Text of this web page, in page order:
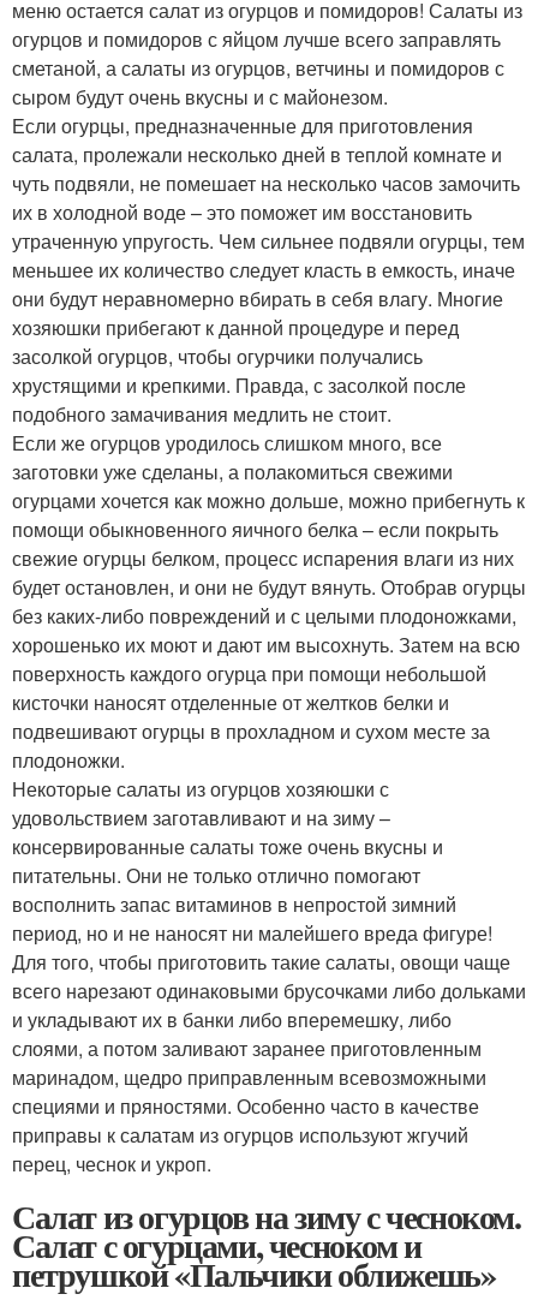
меню остается салат из огурцов и помидоров! Салаты из
огурцов и помидоров с яйцом лучше всего заправлять
сметаной, а салаты из огурцов, ветчины и помидоров с
сыром будут очень вкусны и с майонезом.
Если огурцы, предназначенные для приготовления
салата, пролежали несколько дней в теплой комнате и
чуть подвяли, не помешает на несколько часов замочить
их в холодной воде – это поможет им восстановить
утраченную упругость. Чем сильнее подвяли огурцы, тем
меньшее их количество следует класть в емкость, иначе
они будут неравномерно вбирать в себя влагу. Многие
хозяюшки прибегают к данной процедуре и перед
засолкой огурцов, чтобы огурчики получались
хрустящими и крепкими. Правда, с засолкой после
подобного замачивания медлить не стоит.
Если же огурцов уродилось слишком много, все
заготовки уже сделаны, а полакомиться свежими
огурцами хочется как можно дольше, можно прибегнуть к
помощи обыкновенного яичного белка – если покрыть
свежие огурцы белком, процесс испарения влаги из них
будет остановлен, и они не будут вянуть. Отобрав огурцы
без каких-либо повреждений и с целыми плодоножками,
хорошенько их моют и дают им высохнуть. Затем на всю
поверхность каждого огурца при помощи небольшой
кисточки наносят отделенные от желтков белки и
подвешивают огурцы в прохладном и сухом месте за
плодоножки.
Некоторые салаты из огурцов хозяюшки с
удовольствием заготавливают и на зиму –
консервированные салаты тоже очень вкусны и
питательны. Они не только отлично помогают
восполнить запас витаминов в непростой зимний
период, но и не наносят ни малейшего вреда фигуре!
Для того, чтобы приготовить такие салаты, овощи чаще
всего нарезают одинаковыми брусочками либо дольками
и укладывают их в банки либо вперемешку, либо
слоями, а потом заливают заранее приготовленным
маринадом, щедро приправленным всевозможными
специями и пряностями. Особенно часто в качестве
приправы к салатам из огурцов используют жгучий
перец, чеснок и укроп.
Салат из огурцов на зиму с чесноком.
Салат с огурцами, чесноком и
петрушкой «Пальчики оближешь»